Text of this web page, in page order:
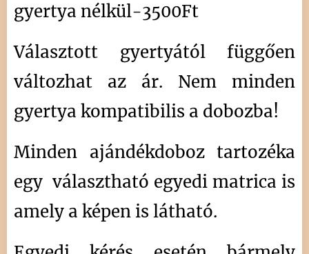
gyertya nélkül-3500Ft
Választott gyertyától függően
változhat az ár. Nem minden
gyertya kompatibilis a dobozba!
Minden ajándékdoboz tartozéka
egy választható egyedi matrica is
amely a képen is látható.